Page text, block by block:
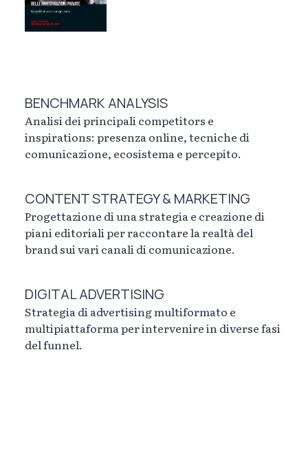
BENCHMARK ANALYSIS
Analisi dei principali competitors e
inspirations: presenza online, tecniche di
comunicazione, ecosistema e percepito.
CONTENT STRATEGY & MARKETING
Progettazione di una strategia e creazione di
piani editoriali per raccontare la realtà del
brand sui vari canali di comunicazione.
DIGITAL ADVERTISING
Strategia di advertising multiformato e
multipiattaforma per intervenire in diverse fasi
del funnel.